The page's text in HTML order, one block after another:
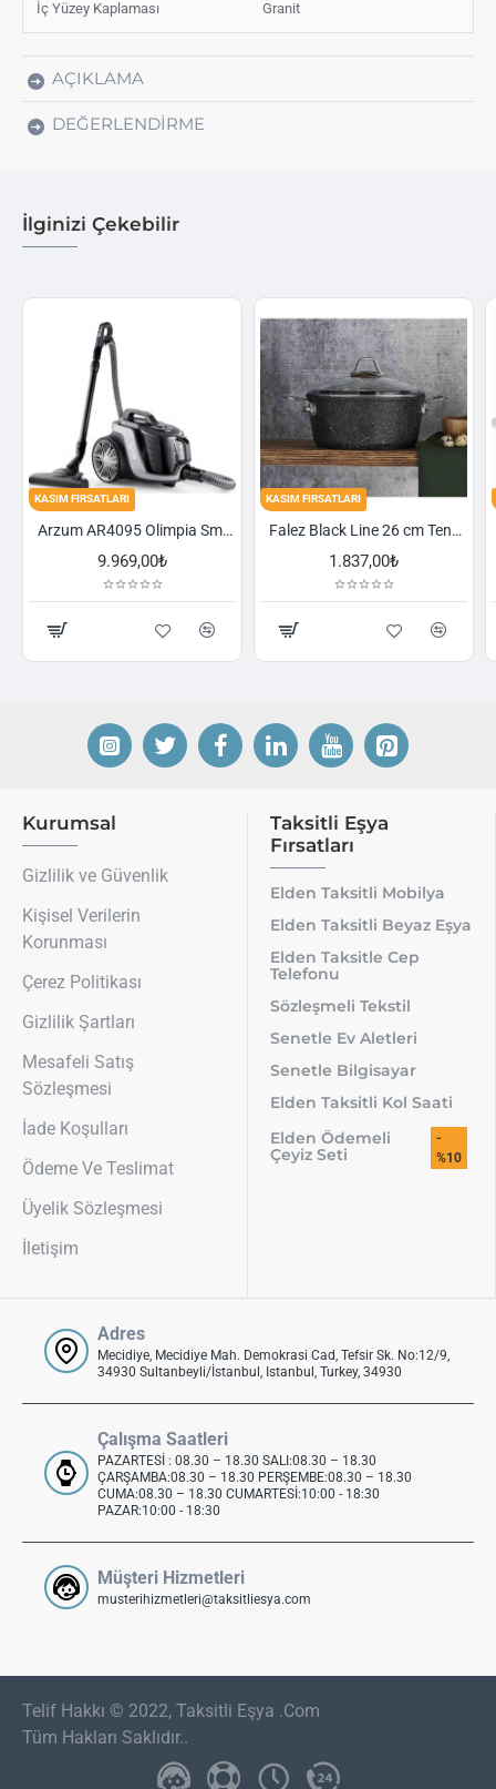
İç Yüzey Kaplaması Granit
AÇIKLAMA
DEĞERLENDIRME
İlginizi Çekebilir
Arzum AR4095 Olimpia Smart Cyclone Filtreli Süpürge - Füme
KASIM FIRSATLARI
Falez Black Line 26 cm Tencere
KASIM
Kurumsal
Gizlilik ve Güvenlik
Kişisel Verilerin
Korunması
Çerez Politikası
Gizlilik Şartları
Mesafeli Satış
Sözleşmesi
İade Koşulları
Ödeme Ve Teslimat
Üyelik Sözleşmesi
İletişim
Taksitli Eşya
Fırsatları
Elden Taksitli Mobilya
Elden Taksitli Beyaz Eşya
Elden Taksitle Cep
Telefonu
Sözleşmeli Tekstil
Senetle Ev Aletleri
Senetle Bilgisayar
Elden Taksitli Kol Saati
Elden Ödemeli
Çeyiz Seti
-
%10
Adres
Mecidiye, Mecidiye Mah. Demokrasi Cad, Tefsir Sk. No:12/9,
34930 Sultanbeyli/İstanbul, Istanbul, Turkey, 34930
Çalışma Saatleri
PAZARTESİ : 08.30 – 18.30 SALI:08.30 – 18.30
ÇARŞAMBA:08.30 – 18.30 PERŞEMBE:08.30 – 18.30
CUMA:08.30 – 18.30 CUMARTESİ:10:00 - 18:30
PAZAR:10:00 - 18:30
Müşteri Hizmetleri
musterihizmetleri@taksitliesya.com
Telif Hakkı © 2022, Taksitli Eşya .Com
Tüm Hakları Saklıdır..